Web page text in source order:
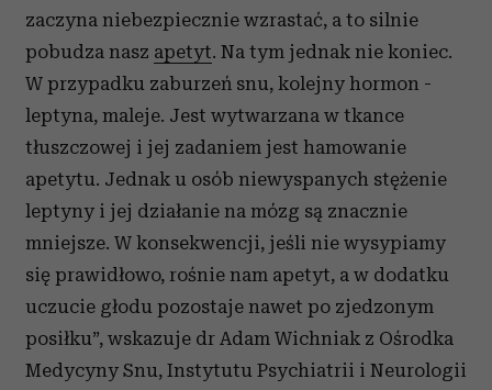
zaczyna niebezpiecznie wzrastać, a to silnie
pobudza nasz apetyt. Na tym jednak nie koniec.
W przypadku zaburzeń snu, kolejny hormon -
leptyna, maleje. Jest wytwarzana w tkance
tłuszczowej i jej zadaniem jest hamowanie
apetytu. Jednak u osób niewyspanych stężenie
leptyny i jej działanie na mózg są znacznie
mniejsze. W konsekwencji, jeśli nie wysypiamy
się prawidłowo, rośnie nam apetyt, a w dodatku
uczucie głodu pozostaje nawet po zjedzonym
posiłku”, wskazuje dr Adam Wichniak z Ośrodka
Medycyny Snu, Instytutu Psychiatrii i Neurologii